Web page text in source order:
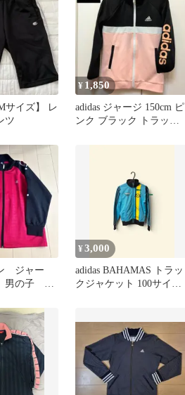
サイズ】 レ
ツ
¥ 1,850
adidas ジャージ 150cm ピ
ンク ブラック トラック
ジャー
の子 メ
¥3,000
adidas BAHAMAS トラッ
クジャケット 100サイ